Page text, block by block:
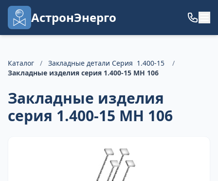
АстронЭнерго
Каталог / Закладные детали Серия 1.400-15
/
Закладные изделия серия 1.400-15 МН 106
Закладные изделия
серия 1.400-15 МН 106